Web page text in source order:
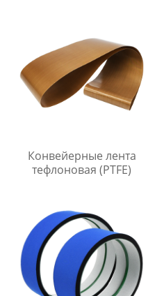
Конвейерные лента
тефлоновая (PTFE)